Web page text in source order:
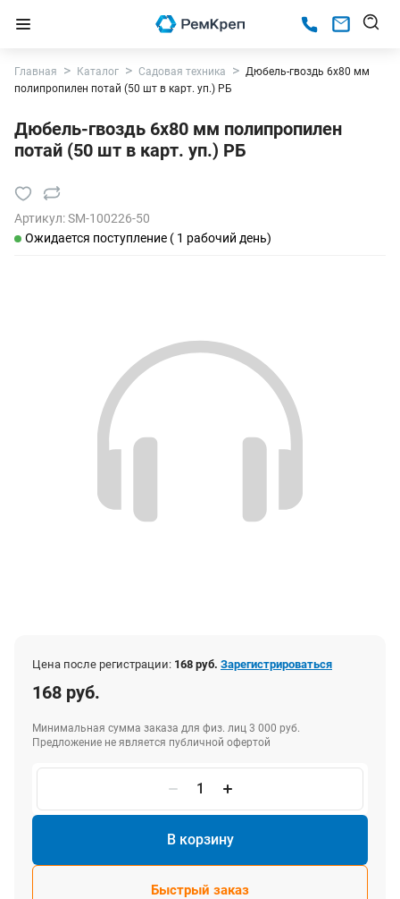
Главная Каталог Садовая техника
Дюбель-гвоздь 6х80 мм
полипропилен потай (50 шт в карт. уп.) РБ
Дюбель-гвоздь 6х80 мм полипропилен
потай (50 шт в карт. уп.) РБ
Артикул:SM-100226-50
Ожидается поступление ( 1 рабочий день)
Цена после регистрации: 168 руб. Зарегистрироваться
168 руб.
Минимальная сумма заказа для физ. лиц 3 000 руб.
Предложение не является публичной офертой
В корзину
Быстрый заказ